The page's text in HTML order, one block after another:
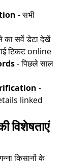
- सभी
का सर्वे डेटा देखें​​
टिकट online​
- पिछले साल
-
linked​
विशेषताएं
किसानों के